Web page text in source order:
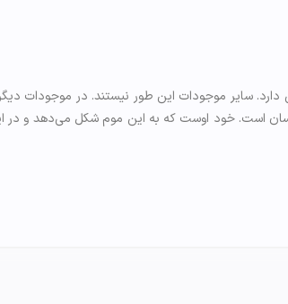
سایر موجودات این طور نیستند. در موجودات
است. خود اوست که به این موم شکل می‌دهد و در